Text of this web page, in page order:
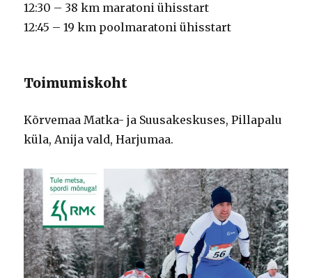
12:30 – 38 km maratoni ühisstart
12:45 – 19 km poolmaratoni ühisstart
Toimumiskoht
Kõrvemaa Matka- ja Suusakeskuses, Pillapalu
küla, Anija vald, Harjumaa.